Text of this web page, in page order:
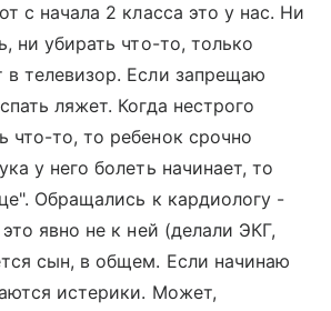
с начала 2 класса это у нас. Ни
ни убирать что-то, только
телевизор. Если запрещаю
ляжет. Когда нестрого
что-то, то ребенок срочно
у него болеть начинает, то
Обращались к кардиологу -
явно не к ней (делали ЭКГ,
сын, в общем. Если начинаю
истерики. Может,